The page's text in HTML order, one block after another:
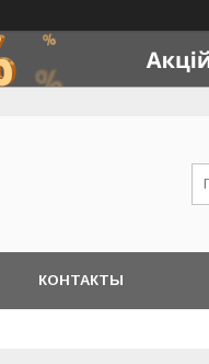
КОНТАКТЫ